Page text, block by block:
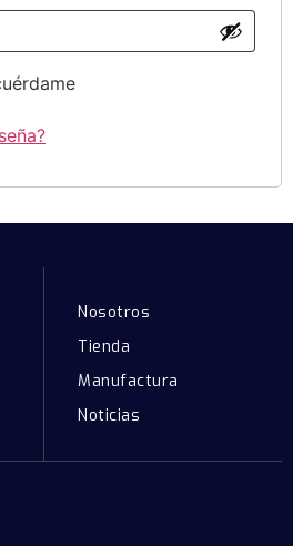
Nosotros
Tienda
Manufactura
Noticias